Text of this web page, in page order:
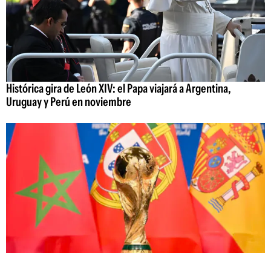
Histórica gira de León XIV: el Papa viajará a Argentina,
Uruguay y Perú en noviembre